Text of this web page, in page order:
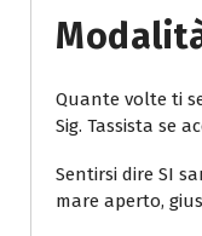
Quante volte ti
Sig. Tassista se
Sentirsi dire SI
mare aperto,